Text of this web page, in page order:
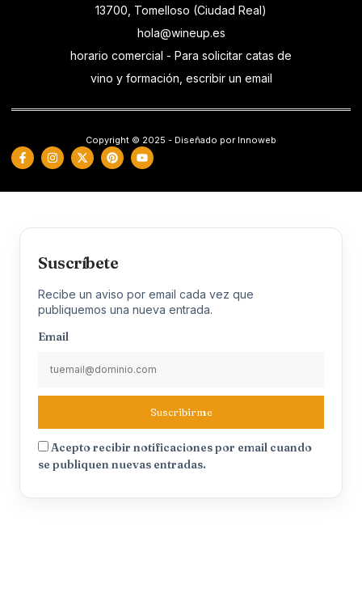
13700, Tomelloso (Ciudad Real)
hola@wineup.es
horario comercial - Para solicitar catas de
vino y formación, escribir un email
Copyright © 2025 - Diseñado por Innoweb
Suscríbete
Recibe un aviso por email cada vez que
publiquemos una nueva entrada.
Email
Suscribirme
Acepto recibir notificaciones por email cuando
se publiquen nuevas entradas.